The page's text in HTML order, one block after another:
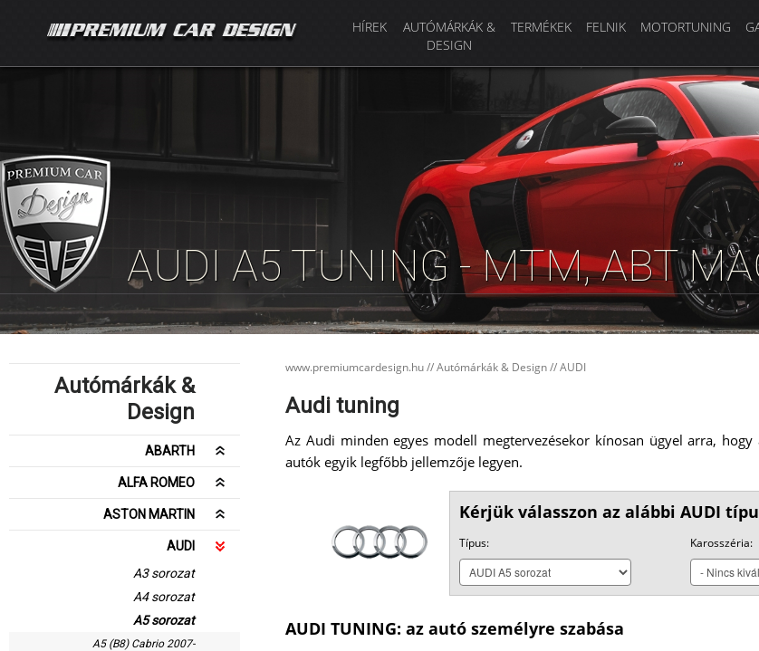
HÍREK
AUTÓMÁRKÁK &
DESIGN
TERMÉKEK FELNIK MOTORTUNING
AUDI A5 TUNING - MTM, ABT
Autómárkák &
Design
ABARTH
ALFA ROMEO
ASTON MARTIN
AUDI
A3 sorozat
A4 sorozat
A5 sorozat
A5 (B8) Cabrio 2007-
www.premiumcardesign.hu//Autómárkák & Design//AUDI
Audi tuning
Az Audi minden egyes modell megtervezésekor kínosan ügyel arra,
autók egyik legfőbb jellemzője legyen.
Kérjük válasszon az alábbi AUDI
Típus: Karosszéria:
AUDI TUNING: az autó személyre szabása